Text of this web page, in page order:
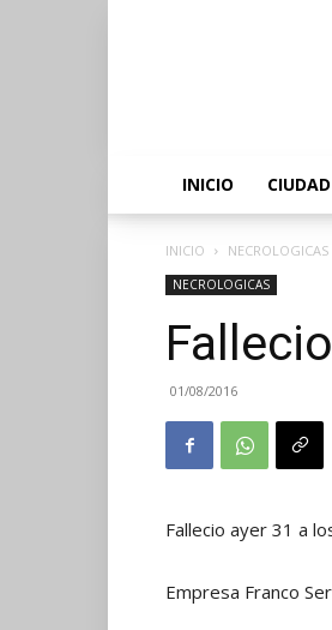
INICIO CIUDAD
INICIO NECROLOGICAS
NECROLOGICAS
01/08/2016
Fallecio ayer 31 a
Empresa Franco